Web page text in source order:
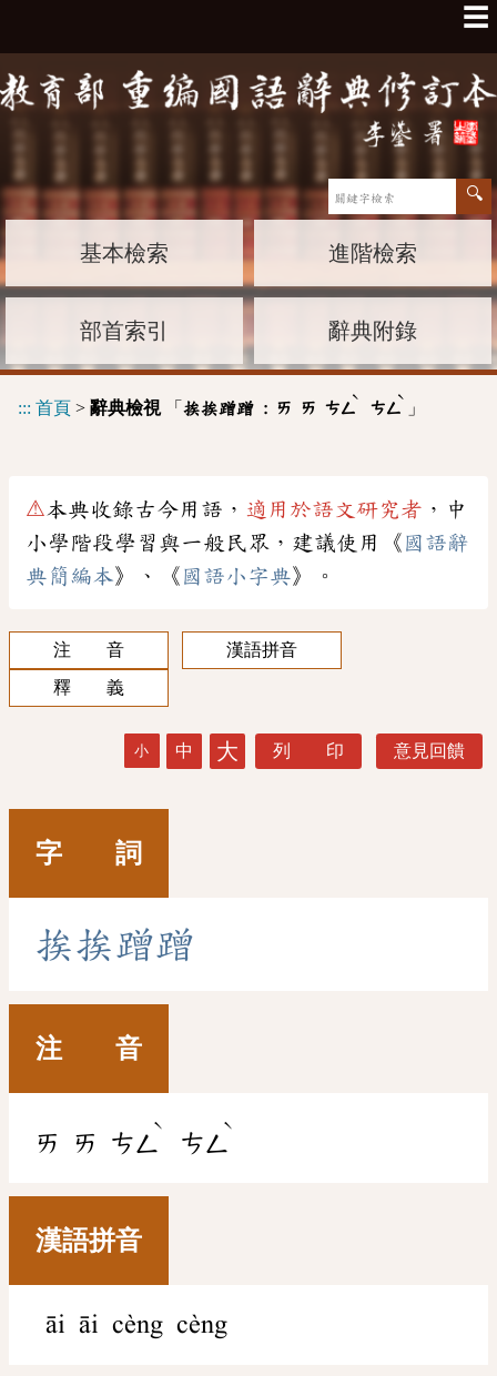
☰
基本檢索 進階檢索
部首索引 辭典附錄
::: 首頁 > 辭典檢視「 挨挨蹭蹭 : ㄞ ㄞ ㄘㄥ
ˋ
ㄘㄥ
ˋ
」
⚠本典收錄古今用語， 適用於語文研究者 ，中
小學階段學習與一般民眾，建議使用《 國語辭
典簡編本》、《 國語小字典》。
注 音
漢語拼音
釋 義
小 中 大 列 印 意見回饋
字 詞
挨挨蹭蹭
注 音
ㄞ ㄞ ㄘㄥ
ˋ
ㄘㄥ
ˋ
漢語拼音
āi āi cèng cèng